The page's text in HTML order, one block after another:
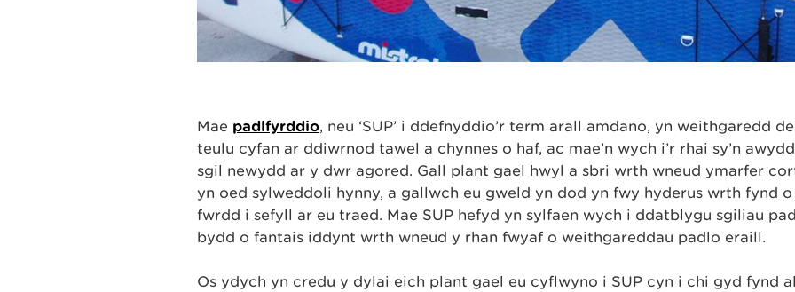
Mae padlfyrddio, neu ‘SUP’ i ddefnyddio’r term arall amdano, yn weithgaredd
teulu cyfan ar ddiwrnod tawel a chynnes o haf, ac mae’n wych i’r rhai sy’n
sgil newydd ar y dŵr agored. Gall plant gael hwyl a sbri wrth wneud ymarfer
yn oed sylweddoli hynny, a gallwch eu gweld yn dod yn fwy hyderus wrth fynd
fwrdd i sefyll ar eu traed. Mae SUP hefyd yn sylfaen wych i ddatblygu sgiliau
bydd o fantais iddynt wrth wneud y rhan fwyaf o weithgareddau padlo eraill.
Os ydych yn credu y dylai eich plant gael eu cyflwyno i SUP cyn i chi gyd fynd